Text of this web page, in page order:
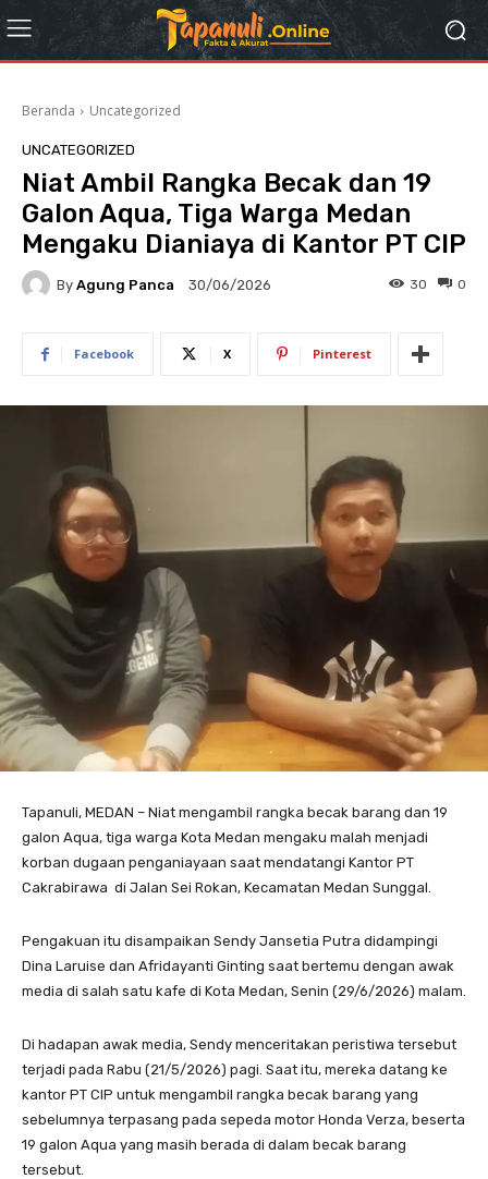
Beranda Uncategorized
UNCATEGORIZED
Niat Ambil Rangka Becak dan 19
Galon Aqua, Tiga Warga Medan
Mengaku Dianiaya di Kantor PT CIP
By Agung Panca 30/06/2026 0
30
Facebook X Pinterest
Tapanuli, MEDAN – Niat mengambil rangka becak barang dan 19
galon Aqua, tiga warga Kota Medan mengaku malah menjadi
korban dugaan penganiayaan saat mendatangi Kantor PT
Cakrabirawa di Jalan Sei Rokan, Kecamatan Medan Sunggal.
Pengakuan itu disampaikan Sendy Jansetia Putra didampingi
Dina Laruise dan Afridayanti Ginting saat bertemu dengan awak
media di salah satu kafe di Kota Medan, Senin (29/6/2026) malam.
Di hadapan awak media, Sendy menceritakan peristiwa tersebut
terjadi pada Rabu (21/5/2026) pagi. Saat itu, mereka datang ke
kantor PT CIP untuk mengambil rangka becak barang yang
sebelumnya terpasang pada sepeda motor Honda Verza, beserta
19 galon Aqua yang masih berada di dalam becak barang
tersebut.